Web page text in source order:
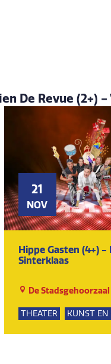
De Revue
21
NOV
Hippe Gasten (4+) -
Sinterklaas
De Stadsgehoorzaal
THEATER KUNST EN